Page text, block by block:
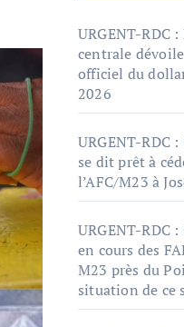
URGENT-RDC
centrale
officiel du
2026
URGENT-RDC
se dit prêt à
l’AFC/M23 à
URGENT-RDC
en cours des
M23 près du
situation de ce